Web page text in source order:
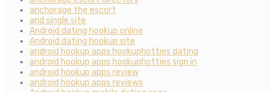
anchorage the escort
and single site
Android dating hookup online
Android dating hookup site
android hookup apps hookuphotties dating
android hookup apps hookuphotties sign in
android hookup apps review
android hookup apps reviews